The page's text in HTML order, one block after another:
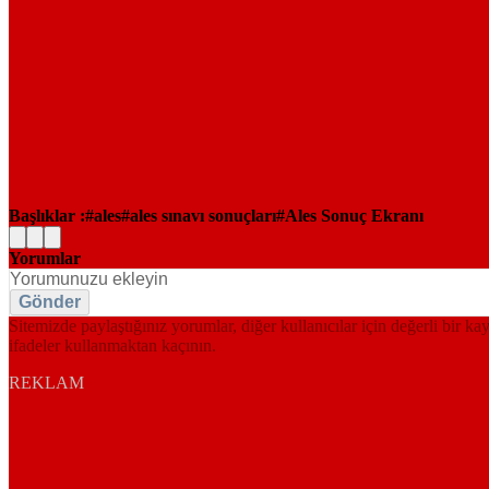
Başlıklar : ales ales sınavı sonuçları Ales Sonuç Ekranı
Yorumlar
Gönder
Sitemizde paylaştığınız yorumlar, diğer kullanıcılar için değerli bir
ifadeler kullanmaktan kaçının.
REKLAM